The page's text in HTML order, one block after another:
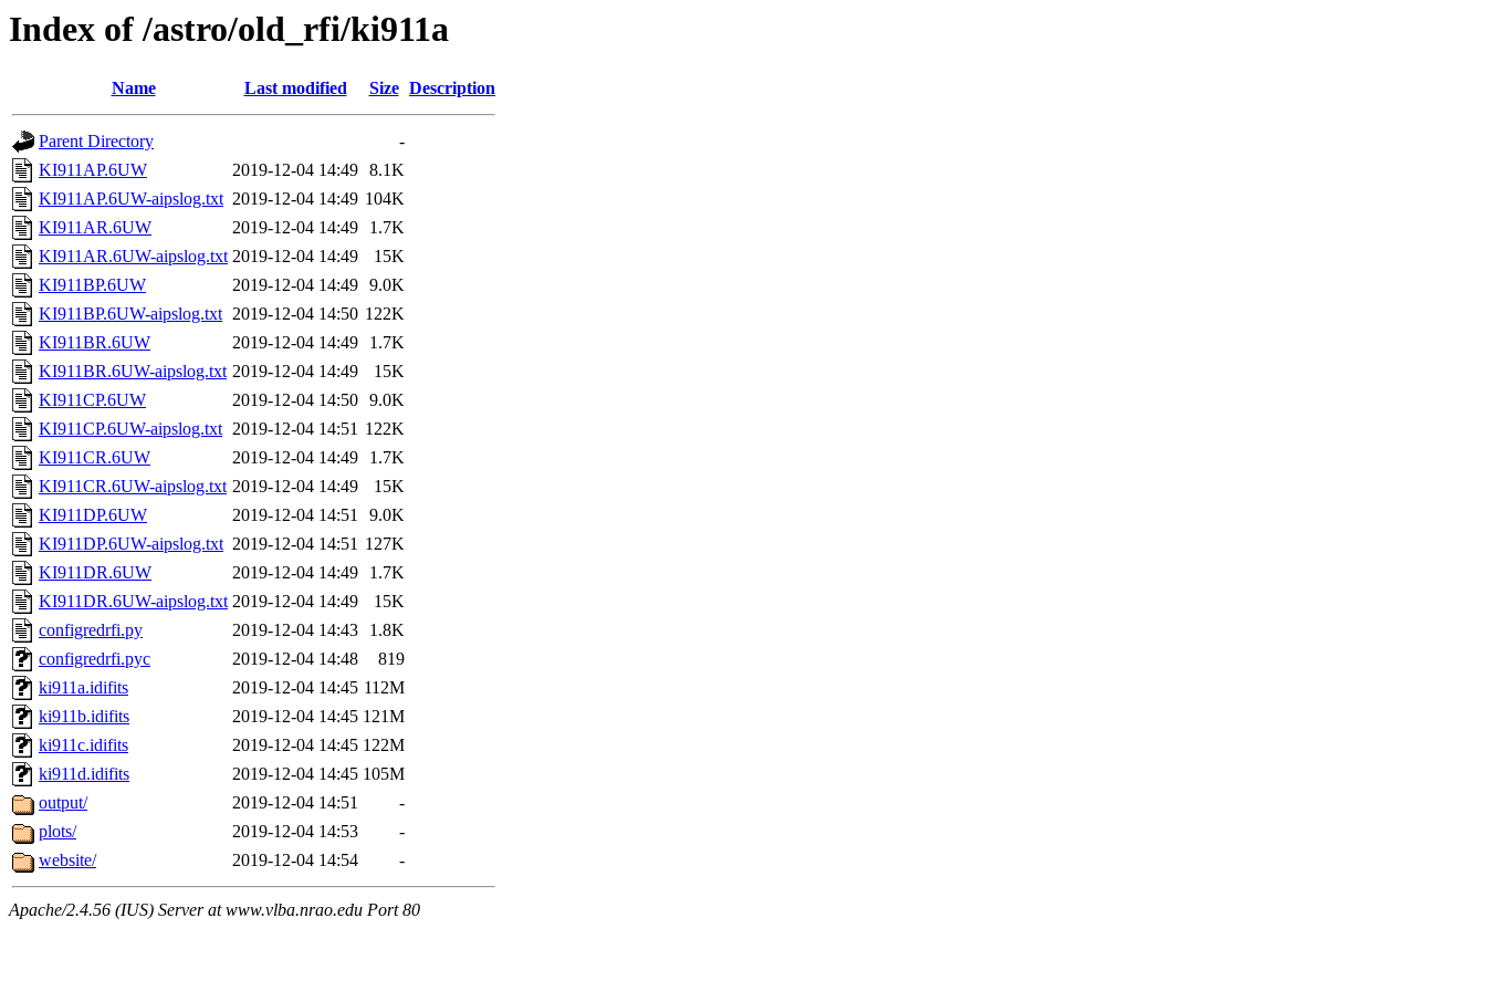
Index of /astro/old_rfi/ki911a
Name Last modified Size Description
Parent Directory
-
KI911AP.6UW
2019-12-04 14:49 8.1K
KI911AP.6UW-aipslog.txt 2019-12-04 14:49 104K
KI911AR.6UW
2019-12-04 14:49
1.7K
KI911AR.6UW-aipslog.txt 2019-12-04 14:49
15K
KI911BP.6UW
2019-12-04 14:49 9.0K
KI911BP.6UW-aipslog.txt 2019-12-04 14:50 122K
KI911BR.6UW
2019-12-04 14:49
1.7K
KI911BR.6UW-aipslog.txt 2019-12-04 14:49
15K
KI911CP.6UW
2019-12-04 14:50 9.0K
KI911CP.6UW-aipslog.txt 2019-12-04 14:51 122K
KI911CR.6UW
2019-12-04 14:49
1.7K
KI911CR.6UW-aipslog.txt 2019-12-04 14:49
15K
KI911DP.6UW
2019-12-04 14:51
9.0K
KI911DP.6UW-aipslog.txt 2019-12-04 14:51 127K
KI911DR.6UW
2019-12-04 14:49
1.7K
KI911DR.6UW-aipslog.txt 2019-12-04 14:49
15K
configredrfi.py
2019-12-04 14:43
1.8K
configredrfi.pyc
2019-12-04 14:48
819
ki911a.idifits
2019-12-04 14:45 112M
ki911b.idifits
2019-12-04 14:45 121M
ki911c.idifits
2019-12-04 14:45 122M
ki911d.idifits
2019-12-04 14:45 105M
output/
2019-12-04 14:51
-
plots/
2019-12-04 14:53
-
website/
2019-12-04 14:54 -
Apache/2.4.56 (IUS) Server at www.vlba.nrao.edu Port 80